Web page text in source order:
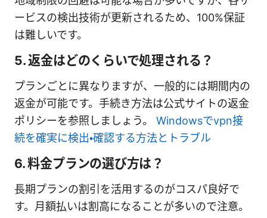
ービスの検出技術が更新されるため、100%保証
は難しいです。
5. 返金はどのくらいで処理される？
プランごとに異なりますが、一般的には期間内の
返金が可能です。手続き方法は公式サイトの返金
ポリシーを参照しましょう。 Windowsでvpn接
続を確実に検出・確認する方法とトラブル
6. 料金プランの選び方は？
長期プランの割引を活用するのがコスパ良好で
す。月額払いは割高になることが多いので注意。